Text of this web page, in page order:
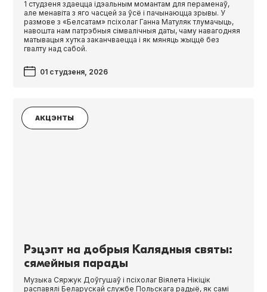
1 студзеня здаецца ідэальным момантам для пераменаў,
але менавіта з яго часцей за ўсё і пачынаюцца зрывы. У
размове з «Белсатам» псіхолаг Ганна Матуляк тлумачыць,
навошта нам патрэбныя сімвалічныя даты, чаму навагодняя
матывацыя хутка заканчваецца і як мяняць жыццё без
гвалту над сабой.
01 студзеня, 2026
АКЦЭНТЫ
Рэцэпт на добрыя Калядныя святы:
сямейныя парады
Музыка Сяржук Доўгушаў і псіхолаг Віялета Нікіцік
распавялі Беларускай службе Польскага радыё, як самі